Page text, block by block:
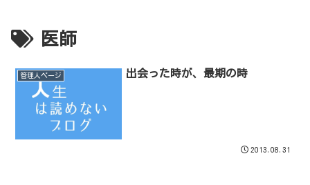
医師
管理人ページ 出会った時が、最期の時
2013.08.31